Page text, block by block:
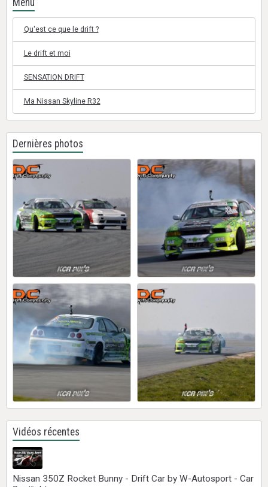
Qu'est ce que le drift ?
Le drift et moi
SENSATION DRIFT
Ma Nissan Skyline R32
Dernières photos
Vidéos récentes
Nissan 350Z Rocket Bunny - Drift Car by W-Autosport - Car